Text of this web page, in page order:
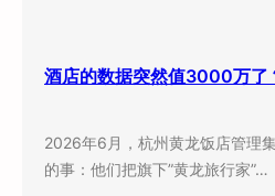
2026年6月，杭州黄龙饭店管理
的事：他们把旗下”黄龙旅行家”…